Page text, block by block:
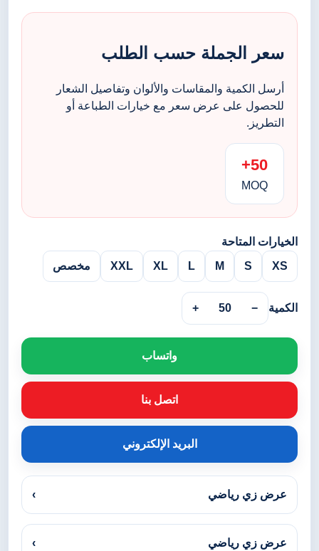
سعر الجملة حسب الطلب
أرسل الكمية والمقاسات والألوان وتفاصيل الشعار
للحصول على عرض سعر مع خيارات الطباعة أو
التطريز.
50+
MOQ
الخيارات المتاحة
XS
S
M
L
XL
XXL مخصص
الكمية −
50
+
واتساب
اتصل بنا
البريد الإلكتروني
عرض زي رياضي ›
عرض زي رياضي ›